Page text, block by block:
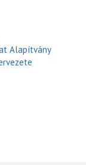
Alapítvány